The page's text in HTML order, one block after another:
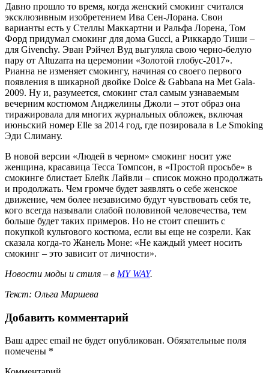
Давно прошло то время, когда женский смокинг считался
эксклюзивным изобретением Ива Сен-Лорана. Свои
варианты есть у Стеллы Маккартни и Ральфа Лорена, Том
Форд придумал смокинг для дома Gucci, а Риккардо Тиши –
для Givenchy. Эван Рэйчел Вуд выгуляла свою черно-белую
пару от Altuzarra на церемонии «Золотой глобус-2017».
Рианна не изменяет смокингу, начиная со своего первого
появления в шикарной двойке Dolce & Gabbana на Met Gala-
2009. Ну и, разумеется, смокинг стал самым узнаваемым
вечерним костюмом Анджелины Джоли – этот образ она
тиражировала для многих журнальных обложек, включая
июньский номер Elle за 2014 год, где позировала в Le Smoking
Эди Слиману.
В новой версии «Людей в черном» смокинг носит уже
женщина, красавица Тесса Томпсон, в «Простой просьбе» в
смокинге блистает Блейк Лайвли – список можно продолжать
и продолжать. Чем громче будет заявлять о себе женское
движение, чем более независимо будут чувствовать себя те,
кого всегда называли слабой половиной человечества, тем
больше будет таких примеров. Но не стоит спешить с
покупкой культового костюма, если вы еще не созрели. Как
сказала когда-то Жанель Моне: «Не каждый умеет носить
смокинг – это зависит от личности».
Новости моды и стиля – в MY WAY.
Текст: Ольга Маршева
Добавить комментарий
Ваш адрес email не будет опубликован. Обязательные поля
помечены *